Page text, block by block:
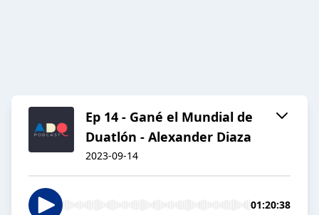
Ep 14 - Gané el Mundial de
Duatlón - Alexander Diaza
2023-09-14
01:20:38